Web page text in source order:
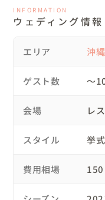
毎日を過ごしてきた
いつも通りの日々を
たくさんの心と向き合
いつしか一点の曇り
空に美しく架かる大
たまたま通りがかった
いを受けとめて親身に
なりました。
ても頼もしく、ピースタ
ました。
自由度の高いオリジナル
の思いであったりを細か
るので、ワクワクしなが
当日は素晴らしいスタッ
しむことに集中できま
に涙を流して祝福してく
INFORMATION
ウェディング情報
エリア 沖
ゲスト数 〜
会場 レ
スタイル 挙
費用相場 150